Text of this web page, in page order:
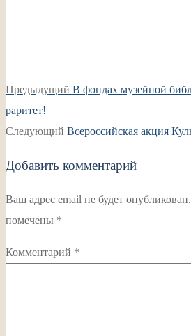
Навигация
по
записям
Предыдущий Предыдущая
В фондах музейной
раритет!
Следующий Следующая
Всероссийская акция
Добавить комментарий
Ваш адрес email не будет опубликован.
помечены *
Комментарий *